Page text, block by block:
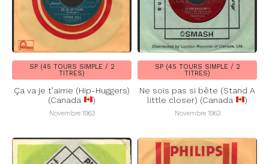
SP (45 TOURS SIMPLE / 2
TITRES)
Ça va je t’aime (Hip-Huggers)
(Canada
)
Novembre 1963
SP (45 TOURS SIMPLE / 2
TITRES)
Ne sois pas si bête (Stand A
little closer) (Canada
)
Novembre 1963